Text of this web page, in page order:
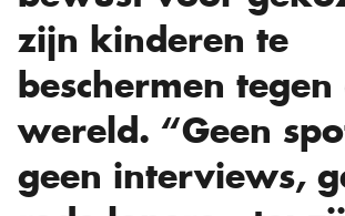
zijn kinderen te
beschermen tegen
wereld. “Geen
geen interviews,